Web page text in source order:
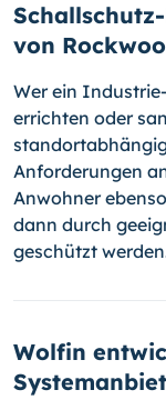
von
Wer ein
errichten oder
Anforderungen
Anwohner
dann durch
geschützt
Wolfin